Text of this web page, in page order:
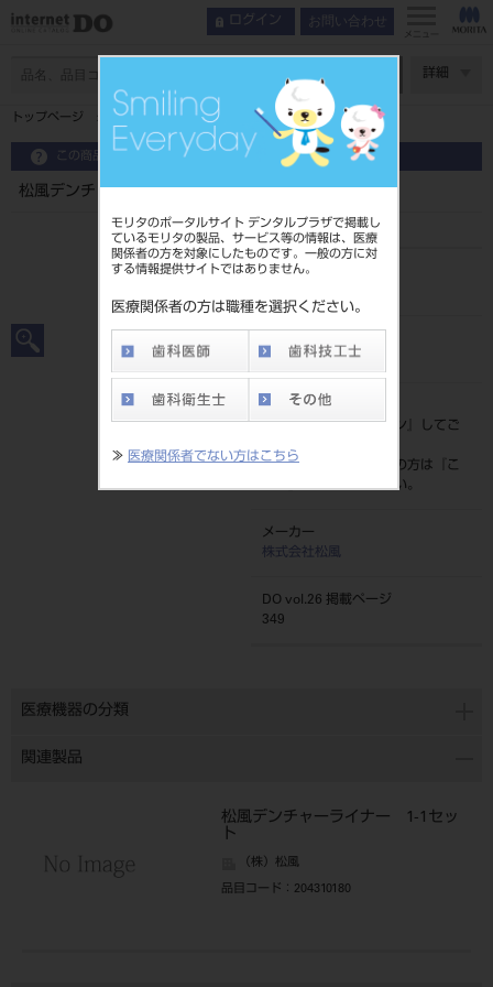
モリタのポータルサイト デンタルプラザで掲載し
ているモリタの製品、サービス等の情報は、医療
関係者の方を対象にしたものです。一般の方に対
する情報提供サイトではありません。
医療関係者の方は職種を選択ください。
≫ 医療関係者でない方はこちら
ログイン お問い合わせ
メニュー
詳細
トップページ 松風デンチャーライナー 液 ５０ＭＬ
この商品に関するお問い合わせ
松風デンチャーライナー 液 ５０ＭＬ
品目コード
4548162034908
標準価格
価格の確認は『ログイン
』してご
ネット会員登録がまだの方は『
こ
ちら』より登録ください。
メーカー
株式会社松風
DO vol.26 掲載ページ
349
医療機器の分類
関連製品
松風デンチャーライナー 1-1セッ
ト
（株）松風
品目コード ：204310180